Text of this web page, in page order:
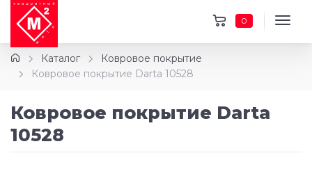
0
Каталог
Ковровое покрытие
Ковровое покрытие Darta 10528
Ковровое покрытие Darta
10528